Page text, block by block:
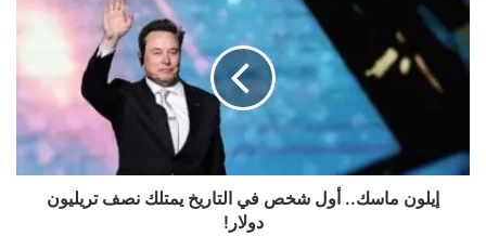
ماسك..
أول
شخص
نصف
تريليون
إيلون ماسك.. أول شخص في التاريخ يمتلك نصف تريليون
دولار!